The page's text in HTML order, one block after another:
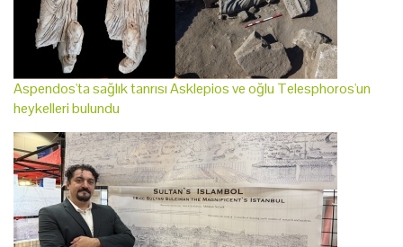
Aspendos'ta sağlık tanrısı Asklepios ve oğlu Telesphoros'un
heykelleri bulundu